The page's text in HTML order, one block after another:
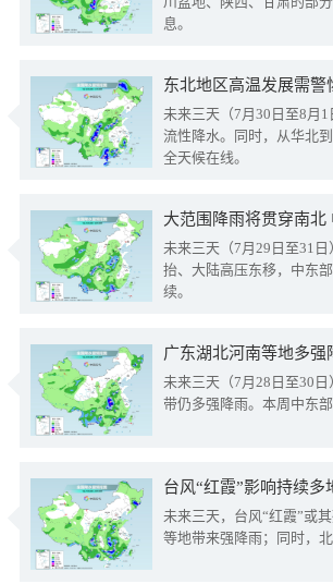
息。
东北地区高温发展需
未来三天（7月30日至8月
流性降水。同时，从华北
全天候在线。
大范围降雨将贯穿南
未来三天（7月29日至31
抬、大陆高压东移，中东
续。
广东湖北河南等地多
未来三天（7月28日至30
带仍多强降雨。本周中东
台风“红霞”影响持续
未来三天，台风“红霞”或
等地带来强降雨；同时，